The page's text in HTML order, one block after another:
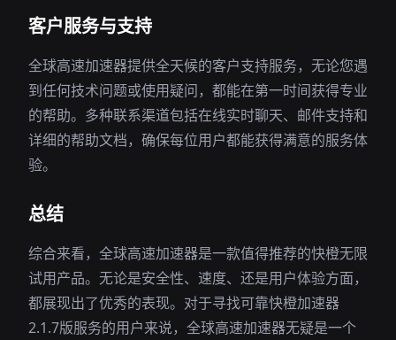
客户服务与支持
全球高速加速器提供全天候的客户支持服务，无论您遇
到任何技术问题或使用疑问，都能在第一时间获得专业
的帮助。多种联系渠道包括在线实时聊天、邮件支持和
详细的帮助文档，确保每位用户都能获得满意的服务体
验。
总结
综合来看，全球高速加速器是一款值得推荐的快橙无限
试用产品。无论是安全性、速度、还是用户体验方面，
都展现出了优秀的表现。对于寻找可靠快橙加速器
2.1.7版服务的用户来说，全球高速加速器无疑是一个